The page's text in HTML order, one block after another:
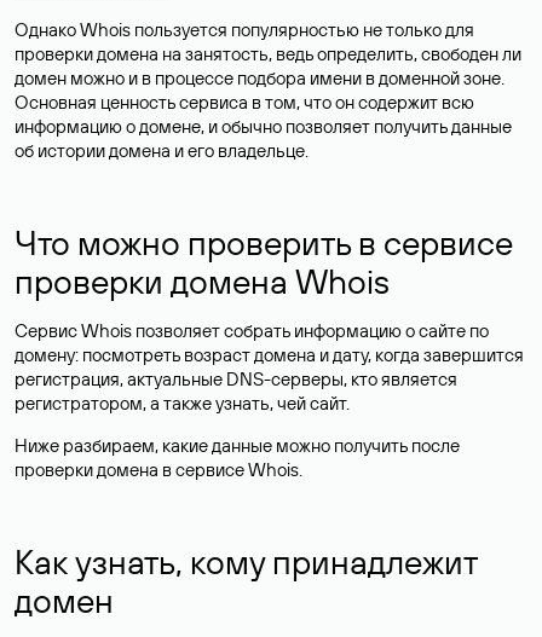
Однако Whois пользуется популярностью не только для
проверки домена на занятость, ведь определить, свободен ли
домен можно и в процессе подбора имени в доменной зоне.
Основная ценность сервиса в том, что он содержит всю
информацию о домене, и обычно позволяет получить данные
об истории домена и его владельце.
Что можно проверить в сервисе
проверки домена Whois
Сервис Whois позволяет собрать информацию о сайте по
домену: посмотреть возраст домена и дату, когда завершится
регистрация, актуальные DNS-серверы, кто является
регистратором, а также узнать, чей сайт.
Ниже разбираем, какие данные можно получить после
проверки домена в сервисе Whois.
Как узнать, кому принадлежит
домен